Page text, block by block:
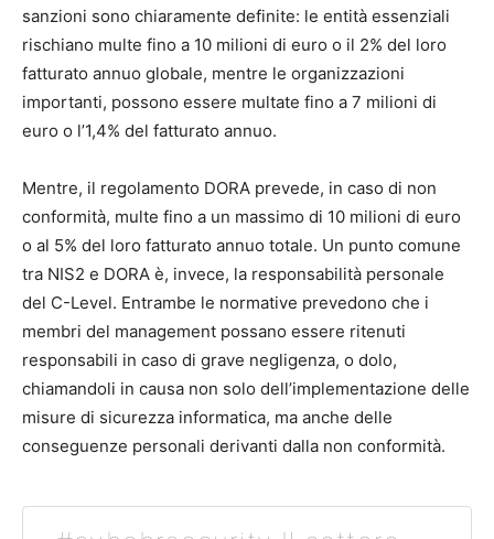
sanzioni sono chiaramente definite: le entità essenziali
rischiano multe fino a 10 milioni di euro o il 2% del loro
fatturato annuo globale, mentre le organizzazioni
importanti, possono essere multate fino a 7 milioni di
euro o l’1,4% del fatturato annuo.
Mentre, il regolamento DORA prevede, in caso di non
conformità, multe fino a un massimo di 10 milioni di euro
o al 5% del loro fatturato annuo totale. Un punto comune
tra NIS2 e DORA è, invece, la responsabilità personale
del C-Level. Entrambe le normative prevedono che i
membri del management possano essere ritenuti
responsabili in caso di grave negligenza, o dolo,
chiamandoli in causa non solo dell’implementazione delle
misure di sicurezza informatica, ma anche delle
conseguenze personali derivanti dalla non conformità.